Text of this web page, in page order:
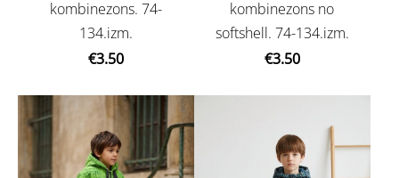
kombinezons. 74-
134.izm.
€3.50
kombinezons no
softshell. 74-134.izm.
€3.50